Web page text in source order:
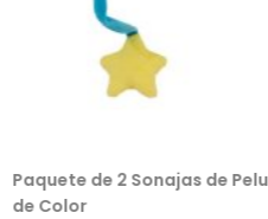
Paquete de 2 Sonajas de
de Color